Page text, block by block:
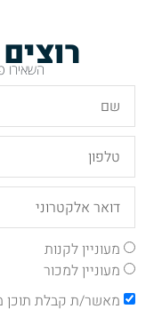
השאירו
מעוניין לקנות
מעוניין למכור
מאשר/ת קבלת תוכן